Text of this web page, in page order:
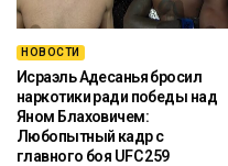
НОВОСТИ
Исраэль Адесанья бросил
наркотики ради победы над
Яном Блаховичем:
Любопытный кадр с
главного боя UFC 259